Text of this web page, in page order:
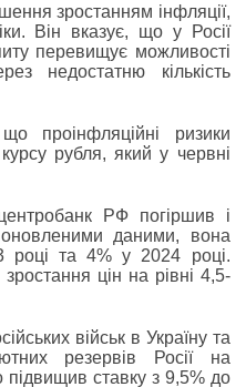
зростанням інфляції,
Він вказує, що у Росії
перевищує можливості
недостатню кількість
проінфляційні ризики
рубля, який у червні
РФ погіршив і
оновленими даними, вона
році та 4% у 2024 році.
цін на рівні 4,5-
військ в Україну та
резервів Росії на
підвищив ставку з 9,5% до